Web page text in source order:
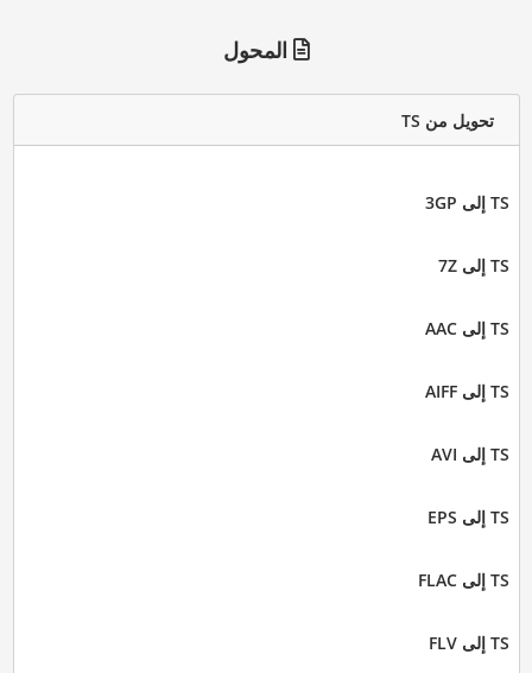
المحول
تحويل من TS
TS إلى 3GP
TS إلى 7Z
TS إلى AAC
TS إلى AIFF
TS إلى AVI
TS إلى EPS
TS إلى FLAC
TS إلى FLV